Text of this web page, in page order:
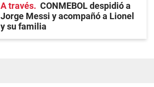
A través
CONMEBOL despidió a
Jorge Messi y acompañó a Lionel
y su familia